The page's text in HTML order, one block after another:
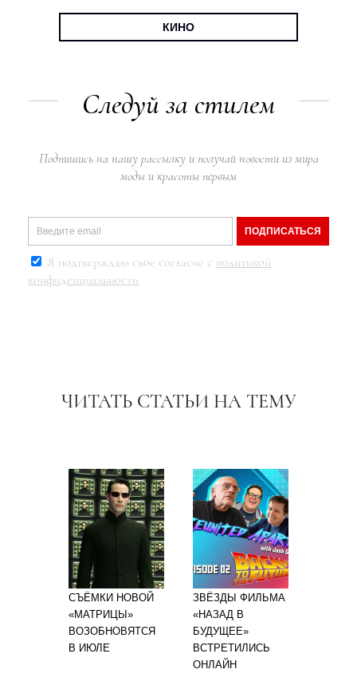
КИНО
Следуй за стилем
Подпишись на нашу рассылку и получай новости из мира
моды и красоты первым
ПОДПИСАТЬСЯ
Я подтверждаю свое согласие с политикой
конфиденциальности
ЧИТАТЬ СТАТЬИ НА ТЕМУ
СЪЁМКИ НОВОЙ
«МАТРИЦЫ»
ВОЗОБНОВЯТСЯ
В ИЮЛЕ
ЗВЁЗДЫ ФИЛЬМА
«НАЗАД В
БУДУЩЕЕ»
ВСТРЕТИЛИСЬ
ОНЛАЙН